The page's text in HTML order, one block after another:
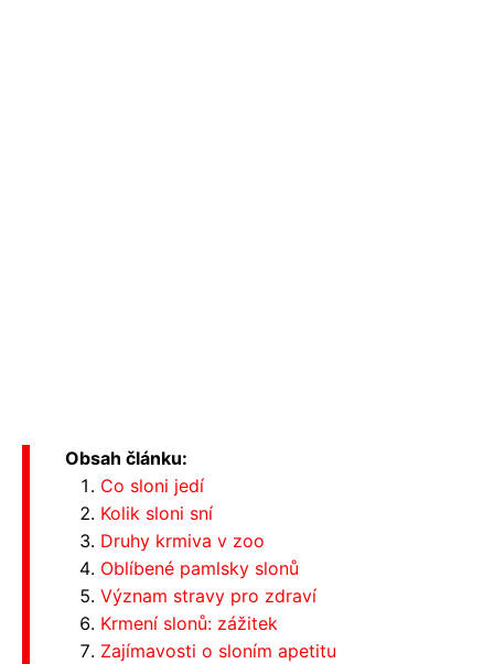
Obsah článku:
Co sloni jedí
Kolik sloni sní
Druhy krmiva v zoo
Oblíbené pamlsky slonů
Význam stravy pro zdraví
Krmení slonů: zážitek
Zajímavosti o sloním apetitu